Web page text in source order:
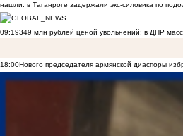
нашли: в Таганроге задержали экс-силовика по
09:19349 млн рублей ценой увольнений: в ДНР
18:00Нового председателя армянской диаспоры